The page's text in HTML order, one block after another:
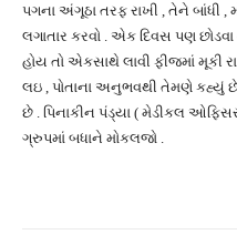
પગના અંગૂઠા તરફ રાખી , તેને બાંધી
લગાતાર કરવો . એક દિવસ પણ
હોય તો એકસાથે લાવી ફીજમાં મૂકી
લઇ , પોતાના અનુભવથી તેમણે કહ્યું
છે . પિનાકીન પંડ્યા ( મેડીકલ
ગ્રુપમાં બધાને મોકલજો .